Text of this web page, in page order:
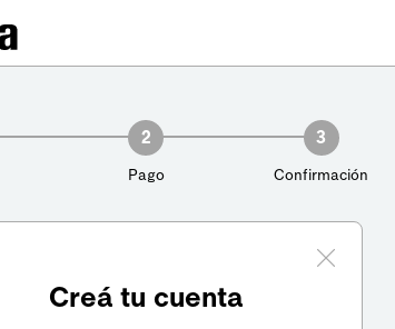
2
Pago
3
Confirmación
Creá tu cuenta